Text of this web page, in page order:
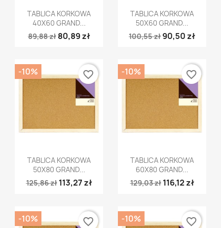
Szybki podgląd
TABLICA KORKOWA
40X60 GRAND...
89,88 zł 80,89 zł
Szybki podgląd
TABLICA KORKOWA
50X60 GRAND...
100,55 zł 90,50 zł
Szybki podgląd
TABLICA KORKOWA
50X80 GRAND...
125,86 zł 113,27 zł
-10% favorite_border
Szybki podgląd
TABLICA KORKOWA
60X80 GRAND...
129,03 zł 116,12 zł
-10% favorite_border
-10% favorite_border -10% favorite_border